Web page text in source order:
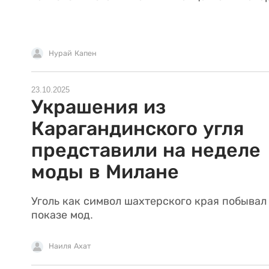
Нурай Капен
23.10.2025
Украшения из
Карагандинского угля
представили на неделе
моды в Милане
Уголь как символ шахтерского края
показе мод.
Наиля Ахат